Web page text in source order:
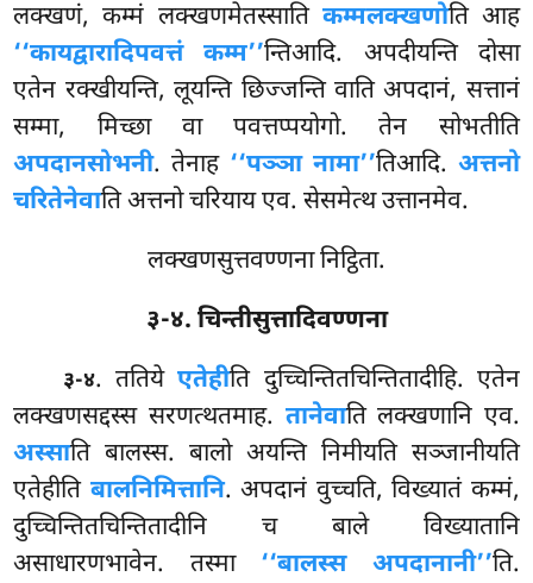
लक्खणं, कम्मं लक्खणमेतस्साति कम्मलक्खणोति आह
‘‘कायद्वारादिपवत्तं कम्म’’न्तिआदि. अपदीयन्ति दोसा
एतेन रक्खीयन्ति, लूयन्ति छिज्जन्ति वाति अपदानं, सत्तानं
सम्मा, मिच्छा वा पवत्तप्पयोगो. तेन सोभतीति
अपदानसोभनी. तेनाह ‘‘पञ्ञा नामा’’तिआदि. अत्तनो
चरितेनेवाति अत्तनो चरियाय एव. सेसमेत्थ उत्तानमेव.
लक्खणसुत्तवण्णना निट्ठिता.
३-४. चिन्तीसुत्तादिवण्णना
३-४. ततियेएतेहीति दुच्चिन्तितचिन्तितादीहि. एतेन
लक्खणसद्दस्स सरणत्थतमाह. तानेवाति लक्खणानि एव.
अस्साति बालस्स. बालो अयन्ति निमीयति सञ्जानीयति
एतेहीति बालनिमित्तानि. अपदानं वुच्चति, विख्यातं कम्मं,
दुच्चिन्तितचिन्तितादीनि च बाले विख्यातानि
असाधारणभावेन. तस्मा ‘‘बालस्स अपदानानी’’ति.